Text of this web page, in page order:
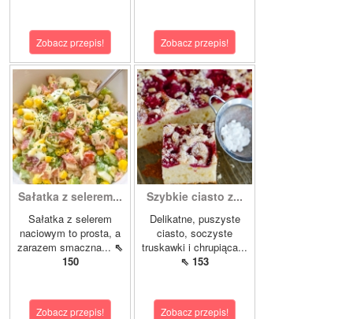
Zobacz przepis! Zobacz przepis!
Sałatka z selerem...
Sałatka z selerem
naciowym to prosta, a
zarazem smaczna... ⇖
150
Zobacz przepis!
Szybkie ciasto z...
Delikatne, puszyste
ciasto, soczyste
truskawki i chrupiąca...
⇖ 153
Zobacz przepis!